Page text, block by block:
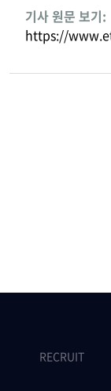
기사 원문 보기:
https://
RECRUIT